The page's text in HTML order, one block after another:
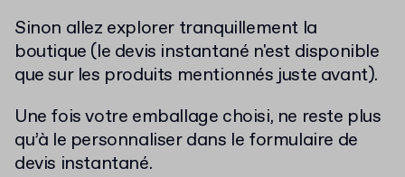
Sinon allez explorer tranquillement la
boutique (le devis instantané n'est disponible
que sur les produits mentionnés juste avant).
Une fois votre emballage choisi, ne reste plus
qu’à le personnaliser dans le formulaire de
devis instantané.